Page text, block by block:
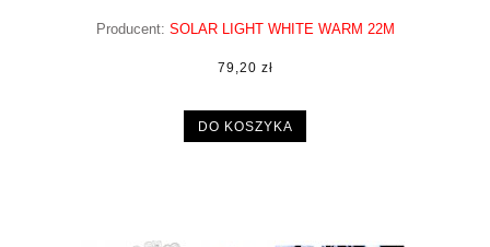
Producent: SOLAR LIGHT WHITE WARM 22M
79,20 zł
DO KOSZYKA